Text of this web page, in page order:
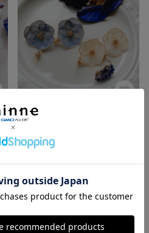
ス＆イヤリング【キンモクセイ】